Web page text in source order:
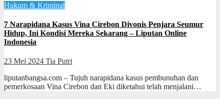
Hukum & Kriminal
7 Narapidana Kasus Vina Cirebon Divonis Penjara Seumur
Hidup, Ini Kondisi Mereka Sekarang – Liputan Online
Indonesia
23 Mei 2024 Tia Putri
liputanbangsa.com – Tujuh narapidana kasus pembunuhan dan
pemerkosaan Vina Cirebon dan Eki diketahui telah menjalani…